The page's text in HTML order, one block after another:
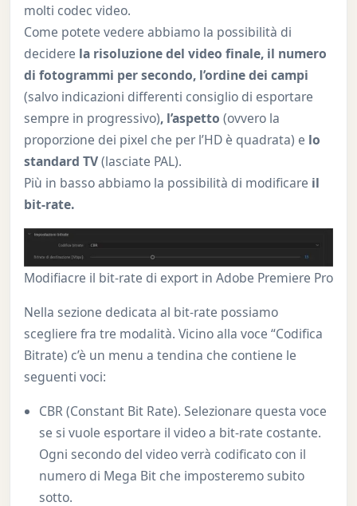
molti codec video.
Come potete vedere abbiamo la possibilità di
decidere la risoluzione del video finale, il numero
di fotogrammi per secondo, l’ordine dei campi
(salvo indicazioni differenti consiglio di esportare
sempre in progressivo), l’aspetto (ovvero la
proporzione dei pixel che per l’HD è quadrata) e lo
standard TV(lasciate PAL).
Più in basso abbiamo la possibilità di modificare il
bit-rate.
Modifiacre il bit-rate di export in Adobe Premiere Pro
Nella sezione dedicata al bit-rate possiamo
scegliere fra tre modalità. Vicino alla voce “Codifica
Bitrate) c’è un menu a tendina che contiene le
seguenti voci:
CBR (Constant Bit Rate). Selezionare questa voce
se si vuole esportare il video a bit-rate costante.
Ogni secondo del video verrà codificato con il
numero di Mega Bit che imposteremo subito
sotto.